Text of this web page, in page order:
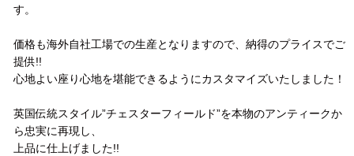
す。
価格も海外自社工場での生産となりますので、納得のプライスでご
提供!!
心地よい座り心地を堪能できるようにカスタマイズいたしました！
英国伝統スタイル”チェスターフィールド”を本物のアンティークか
ら忠実に再現し、
上品に仕上げました!!